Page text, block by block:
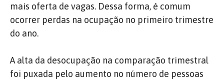
mais oferta de vagas. Dessa forma, é comum
ocorrer perdas na ocupação no primeiro trimestre
do ano.
A alta da desocupação na comparação trimestral
foi puxada pelo aumento no número de pessoas